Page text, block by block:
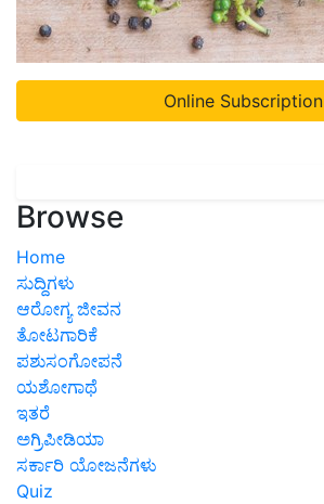
Online Subscription
Browse
Home
ಸುದ್ದಿಗಳು
ಆರೋಗ್ಯ ಜೀವನ
ತೋಟಗಾರಿಕೆ
ಪಶುಸಂಗೋಪನೆ
ಯಶೋಗಾಥೆ
ಇತರೆ
ಅಗ್ರಿಪೀಡಿಯಾ
ಸರ್ಕಾರಿ ಯೋಜನೆಗಳು
Quiz